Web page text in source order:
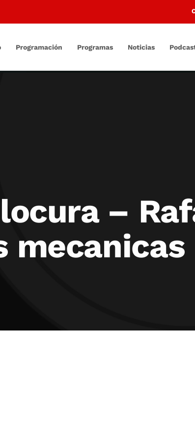
Programación Programas Noticias
–
mecanicas